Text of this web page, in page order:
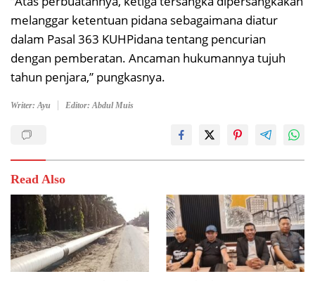
melanggar ketentuan pidana sebagaimana diatur
dalam Pasal 363 KUHPidana tentang pencurian
dengan pemberatan. Ancaman hukumannya tujuh
tahun penjara,” pungkasnya.
Writer: Ayu Editor: Abdul Muis
Read Also